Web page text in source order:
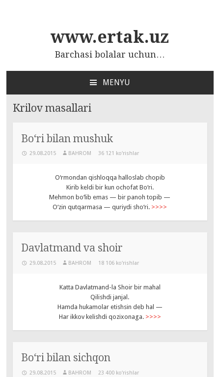
www.ertak.uz
Barchasi bolalar uchun…
MENYU
СОДЕРЖАНИЮ
Krilov masallari
Bo‘ri bilan mushuk
29.08.2015 BAHROM 36 121 ko‘rishlar
O‘rmondan qishloqqa halloslab chopib
Kirib keldi bir kun ochofat Bo‘ri.
Mehmon bo‘lib emas — bir panoh topib —
O‘zin qutqarmasa — quriydi sho‘ri. >>>>
Davlatmand va shoir
29.08.2015 BAHROM 18 106 ko‘rishlar
Katta Davlatmand-la Shoir bir mahal
Qilishdi janjal.
Hamda hukamolar etishsin deb hal —
Har ikkov kelishdi qozixonaga. >>>>
Bo‘ri bilan sichqon
29.08.2015 BAHROM 23 400 ko‘rishlar